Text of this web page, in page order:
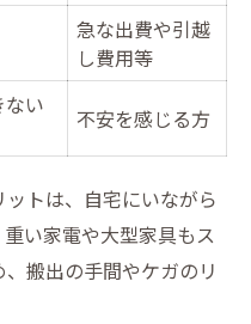
急な出費や引越
し費用等
い
不安を感じる方
トは、自宅にいながら
い家電や大型家具もス
搬出の手間やケガのリ